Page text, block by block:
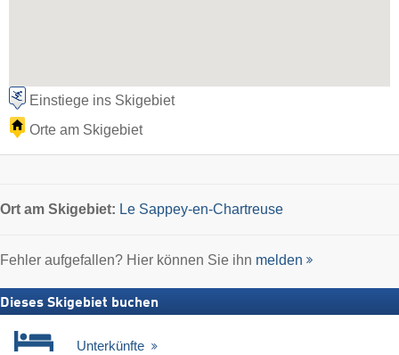
Einstiege ins Skigebiet
Orte am Skigebiet
Ort am Skigebiet: Le Sappey-en-Chartreuse
Fehler aufgefallen? Hier können Sie ihn melden
Dieses Skigebiet buchen
Unterkünfte